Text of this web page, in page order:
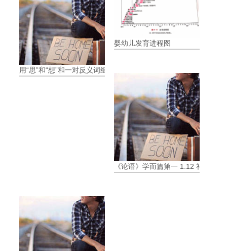
用“思”和“想”和一对反义词组成语
婴幼儿发育进程图
《论语》学而篇第一 1.12 礼之用，